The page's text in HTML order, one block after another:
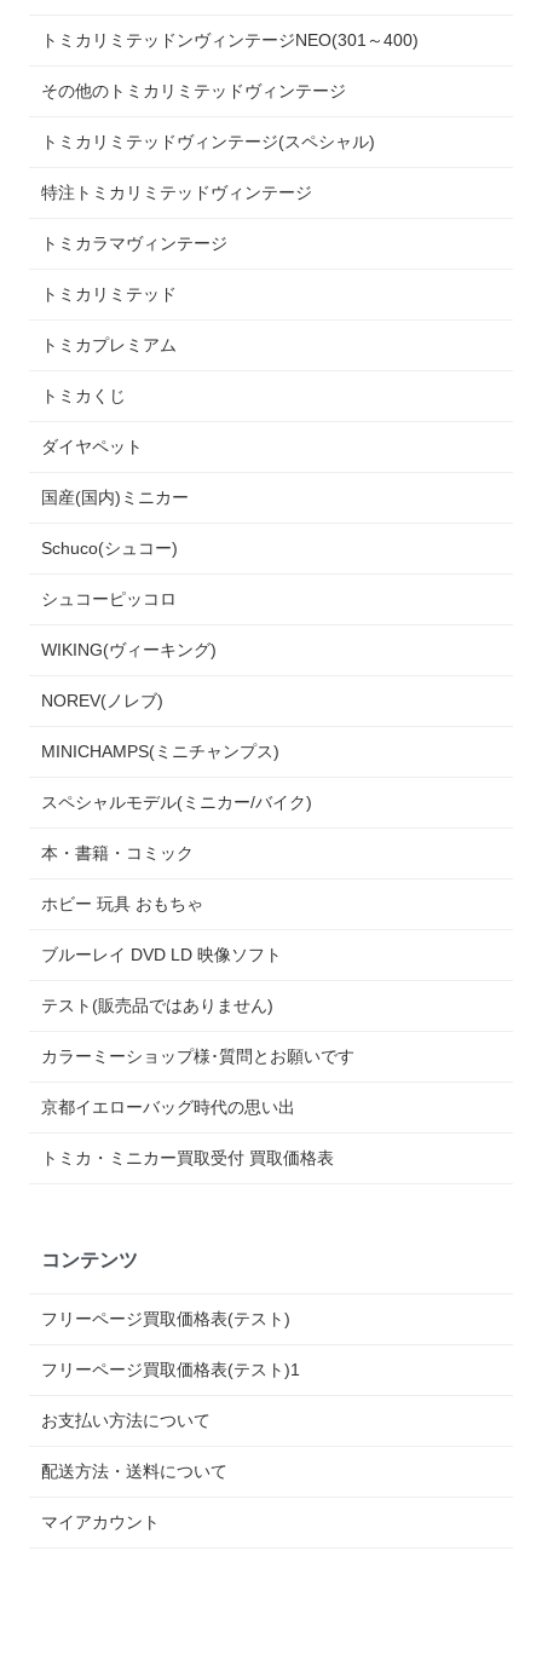
トミカリミテッドンヴィンテージNEO(301～400)
その他のトミカリミテッドヴィンテージ
トミカリミテッドヴィンテージ(スペシャル)
特注トミカリミテッドヴィンテージ
トミカラマヴィンテージ
トミカリミテッド
トミカプレミアム
トミカくじ
ダイヤペット
国産(国内)ミニカー
Schuco(シュコー)
シュコーピッコロ
WIKING(ヴィーキング)
NOREV(ノレブ)
MINICHAMPS(ミニチャンプス)
スペシャルモデル(ミニカー/バイク)
本・書籍・コミック
ホビー 玩具 おもちゃ
ブルーレイ DVD LD 映像ソフト
テスト(販売品ではありません)
カラーミーショップ様･質問とお願いです
京都イエローバッグ時代の思い出
トミカ・ミニカー買取受付 買取価格表
コンテンツ
フリーページ買取価格表(テスト)
フリーページ買取価格表(テスト)1
お支払い方法について
配送方法・送料について
マイアカウント